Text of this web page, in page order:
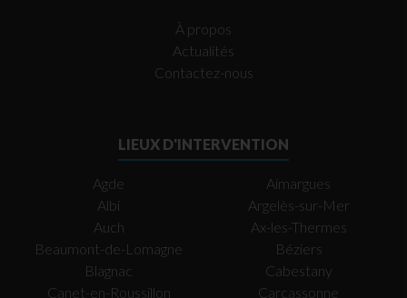
À propos
Actualités
Contactez-nous
LIEUX D'INTERVENTION
Agde
Aimargues
Albi
Argelès-sur-Mer
Auch
Ax-les-Thermes
Beaumont-de-Lomagne
Béziers
Blagnac
Cabestany
Canet-en-Roussillon
Carcassonne